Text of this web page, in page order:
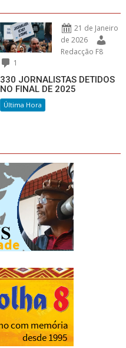
21 de Janeiro
de 2026
Redacção F8
1
330 JORNALISTAS DETIDOS
NO FINAL DE 2025
Última Hora